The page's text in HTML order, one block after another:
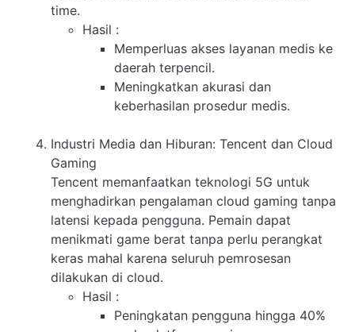
time.
Hasil :
Memperluas akses layanan medis ke
daerah terpencil.
Meningkatkan akurasi dan
keberhasilan prosedur medis.
Industri Media dan Hiburan: Tencent dan Cloud
Gaming
Tencent memanfaatkan teknologi 5G untuk
menghadirkan pengalaman cloud gaming tanpa
latensi kepada pengguna. Pemain dapat
menikmati game berat tanpa perlu perangkat
keras mahal karena seluruh pemrosesan
dilakukan di cloud.
Hasil :
Peningkatan pengguna hingga 40%